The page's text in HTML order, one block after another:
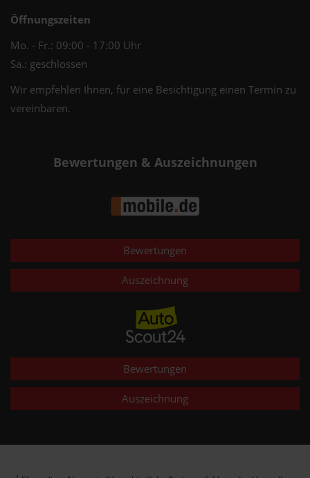
Öffnungszeiten
Mo. - Fr.: 09:00 - 17:00 Uhr
Sa.: geschlossen
Wir empfehlen Ihnen, für eine Besichtigung einen Termin zu
vereinbaren.
Bewertungen & Auszeichnungen
Bewertungen
Auszeichnung
Bewertungen
Auszeichnung